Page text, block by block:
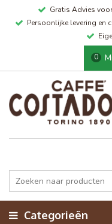
Gratis Advies
Persoonlijke levering en
0
Categorieën